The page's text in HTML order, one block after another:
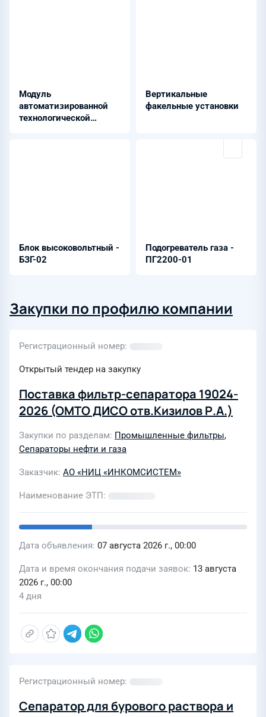
Модуль
автоматизированной
технологической
Вертикальные
факельные установки
Блок высоковольтный -
БЗГ-02
Подогреватель газа -
ПГ2200-01
Закупки по профилю компании
Регистрационный номер
Открытый тендер на закупку
Поставка фильтр-сепаратора 19024-
2026 (ОМТО ДИСО отв.Кизилов Р.А.)
Закупки по разделам Промышленные фильтры,
Сепараторы нефти и газа
Заказчик АО «НИЦ «ИНКОМСИСТЕМ»
Наименование ЭТП
Дата объявления 07 августа 2026 г., 00:00
Дата и время окончания подачи заявок 13 августа
2026 г., 00:00
4 дня
Регистрационный номер
Сепаратор для бурового раствора и